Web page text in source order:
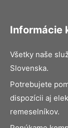
Informácie
Všetky naše
Slovenska.
Potrebujete
dispozícii aj
remeselníkov.